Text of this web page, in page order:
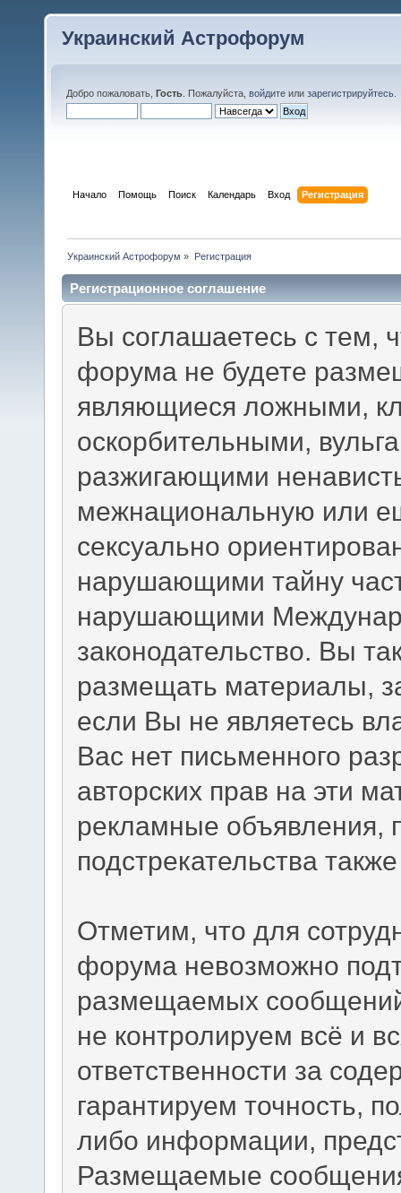
Украинский Астрофорум
Добро пожаловать, Гость . Пожалуйста, войдите или зарегистрируйтесь
Начало Помощь Поиск Календарь Вход Регистрация
Украинский Астрофорум » Регистрация
Регистрационное соглашение
Вы соглашаетесь с тем,
форума не будете
являющиеся ложными,
оскорбительными,
разжигающими
межнациональную или
сексуально
нарушающими тайну
нарушающими
законодательство. Вы
размещать материалы,
если Вы не являетесь
Вас нет письменного
авторских прав на эти
рекламные объявления,
подстрекательства
Отметим, что для
форума невозможно
размещаемых
не контролируем всё и
ответственности за
гарантируем точность,
либо информации,
Размещаемые